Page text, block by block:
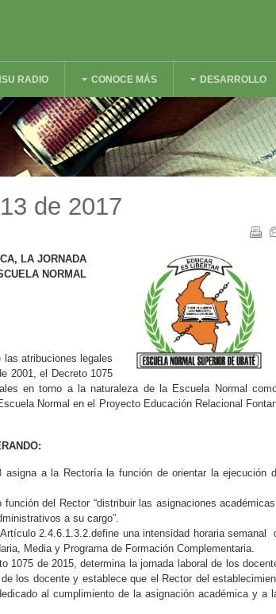
RADIO CONOCE MÁS DESARROLLO
de 2017
LA JORNADA
NORMAL
atribuciones legales
2001, el Decreto 1075
en torno a la naturaleza de la Escuela Normal
Normal en el Proyecto Educación Relacional
a la Rectoría la función de orientar la ejecución
del Rector “distribuir las asignaciones
a su cargo”.
2.4.6.1.3.2.define una intensidad horaria semanal
Media y Programa de Formación Complementaria.
de 2015, determina la jornada laboral de los
los docente y establece que el Rector del
al cumplimiento de la asignación académica y a